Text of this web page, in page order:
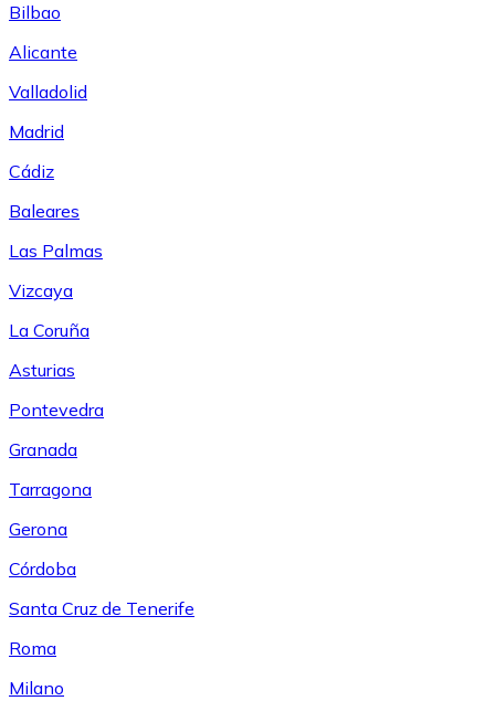
Bilbao
Alicante
Valladolid
Madrid
Cádiz
Baleares
Las Palmas
Vizcaya
La Coruña
Asturias
Pontevedra
Granada
Tarragona
Gerona
Córdoba
Santa Cruz de Tenerife
Roma
Milano